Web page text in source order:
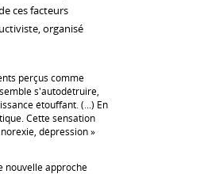
ces facteurs
organisé
perçus comme
s'autodétruire,
étouffant. (...) En
Cette sensation
dépression »
nouvelle approche